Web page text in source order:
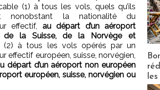
(1) à tous les vols, quels qu’ils
nonobstant la nationalité du
effectif, au départ d’un aéroport
de la Suisse, de la Norvège et
(2) à tous les vols opérés par un
effectif européen, suisse, norvégien,
départ d’un aéroport non européen
européen, suisse, norvégien ou